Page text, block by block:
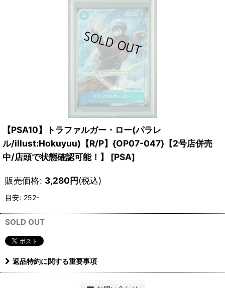
【PSA10】トラファルガー・ロー(パラレ
ル/illust:Hokuyuu)【R/P】{OP07-047}【2号店併売
中/店頭で状態確認可能！】
[PSA]
販売価格: 3,280円(税込)
目安: 252-
SOLD OUT
返品特約に関する重要事項